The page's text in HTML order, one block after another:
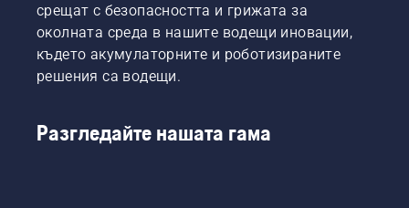
добрите
за да
разберем
срещат с безопасността и грижата за
околната среда в нашите водещи иновации,
където акумулаторните и роботизираните
решения са водещи.
Разгледайте нашата гама